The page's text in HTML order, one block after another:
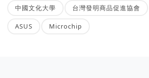
中國文化大學 台灣發明商品促進協會
ASUS Microchip